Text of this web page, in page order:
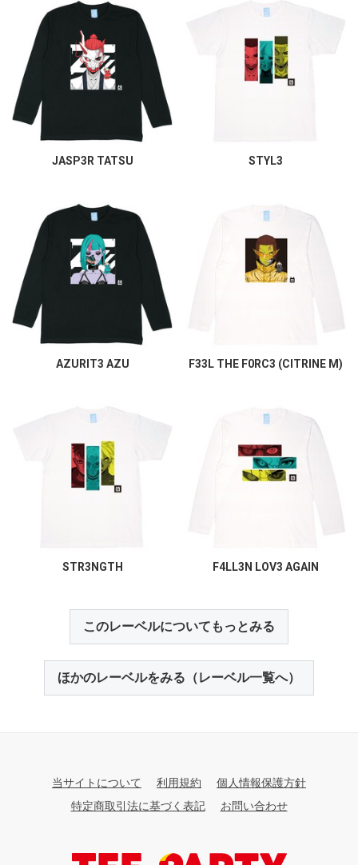
JASP3R TATSU STYL3
AZURIT3 AZU F33L THE F0RC3 (CITRINE M)
STR3NGTH F4LL3N LOV3 AGAIN
このレーベルについてもっとみる
ほかのレーベルをみる（レーベル一覧へ）
当サイトについて 利用規約
個人情報保護方針
特定商取引法に基づく表記
お問い合わせ